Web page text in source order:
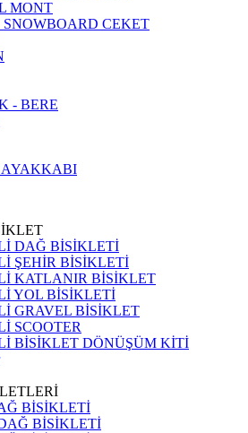
MONT
CEKET
- BERE
AYAKKABI
DAĞ BİSİKLETİ
ŞEHİR BİSİKLETİ
KATLANIR BİSİKLET
YOL BİSİKLETİ
GRAVEL BİSİKLET
SCOOTER
BİSİKLET DÖNÜŞÜM KİTİ
BİSİKLETİ
BİSİKLETİ